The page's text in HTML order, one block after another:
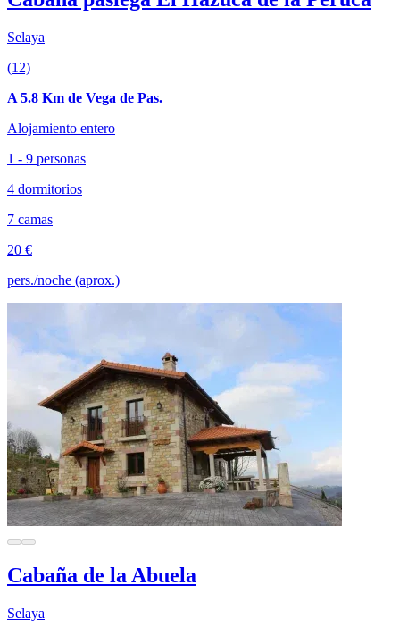
Selaya
(12)
A 5.8 Km de Vega de Pas.
Alojamiento entero
1 - 9 personas
4 dormitorios
7 camas
20 €
pers./noche (aprox.)
Cabaña de la Abuela
Selaya